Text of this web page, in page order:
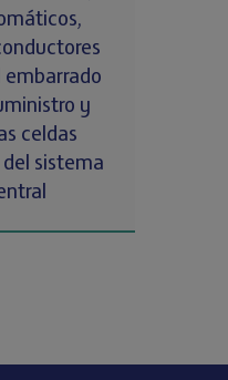
embarrado
y
celdas
sistema